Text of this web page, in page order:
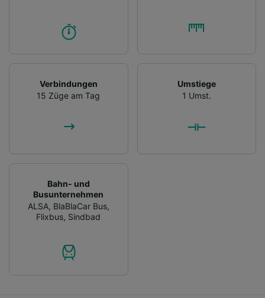
Verbindungen
15 Züge am Tag
Umstiege
1 Umst.
Bahn- und
Busunternehmen
ALSA, BlaBlaCar Bus,
Flixbus, Sindbad